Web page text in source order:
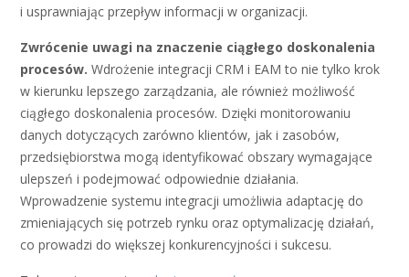
i usprawniając przepływ informacji w organizacji.
Zwrócenie uwagi na znaczenie ciągłego doskonalenia
procesów. Wdrożenie integracji CRM i EAM to nie tylko krok
w kierunku lepszego zarządzania, ale również możliwość
ciągłego doskonalenia procesów. Dzięki monitorowaniu
danych dotyczących zarówno klientów, jak i zasobów,
przedsiębiorstwa mogą identyfikować obszary wymagające
ulepszeń i podejmować odpowiednie działania.
Wprowadzenie systemu integracji umożliwia adaptację do
zmieniających się potrzeb rynku oraz optymalizację działań,
co prowadzi do większej konkurencyjności i sukcesu.